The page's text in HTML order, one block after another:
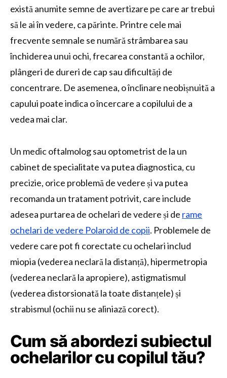
există anumite semne de avertizare pe care ar trebui
să le ai în vedere, ca părinte. Printre cele mai
frecvente semnale se numără strâmbarea sau
închiderea unui ochi, frecarea constantă a ochilor,
plângeri de dureri de cap sau dificultăți de
concentrare. De asemenea, o înclinare neobișnuită a
capului poate indica o încercare a copilului de a
vedea mai clar.
Un medic oftalmolog sau optometrist de la un
cabinet de specialitate va putea diagnostica, cu
precizie, orice problemă de vedere și va putea
recomanda un tratament potrivit, care include
adesea purtarea de ochelari de vedere și de rame
ochelari de vedere Polaroid de copii. Problemele de
vedere care pot fi corectate cu ochelari includ
miopia (vederea neclară la distanță), hipermetropia
(vederea neclară la apropiere), astigmatismul
(vederea distorsionată la toate distanțele) și
strabismul (ochii nu se aliniază corect).
Cum să abordezi subiectul
ochelarilor cu copilul tău?